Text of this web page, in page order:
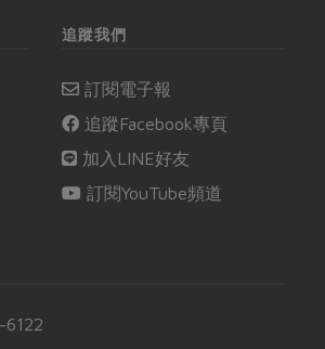
追蹤我們
訂閱電子報
追蹤Facebook專頁
加入LINE好友
訂閱YouTube頻道